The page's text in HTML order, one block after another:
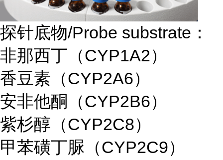
探针底物/Probe substrate：
非那西丁（CYP1A2）
香豆素（CYP2A6）
安非他酮（CYP2B6）
紫杉醇（CYP2C8）
甲苯磺丁脲（CYP2C9）